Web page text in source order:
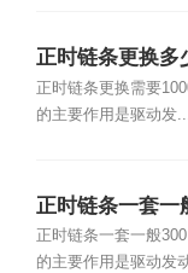
正时链条更换多
正时链条更换需要
的主要作用是驱动发...
正时链条一套一
正时链条一套一般
的主要作用是驱动发